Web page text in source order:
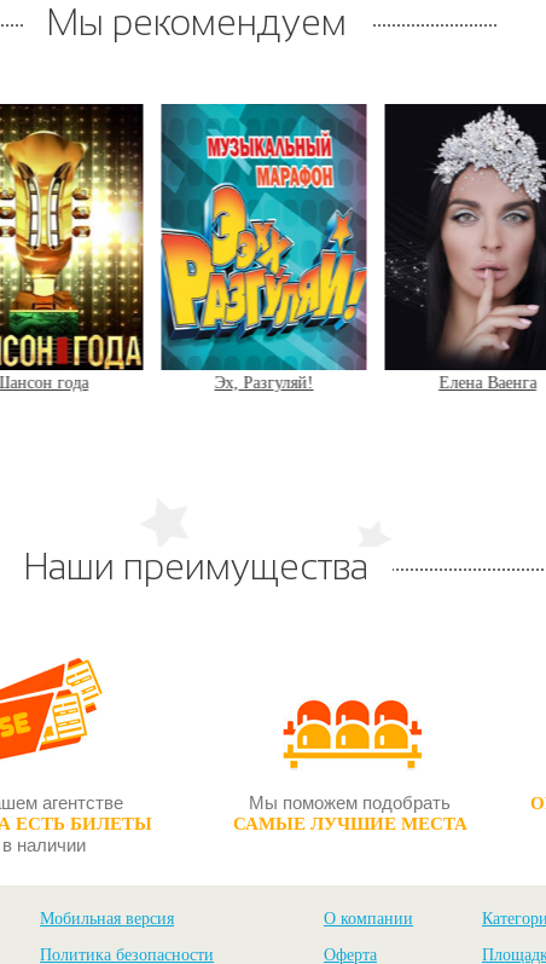
Мы рекомендуем
Эх, Разгуляй! Елена Ваенга
Наши преимущества
агентстве
ЕСТЬ БИЛЕТЫ
в наличии
Мы поможем подобрать
САМЫЕ ЛУЧШИЕ МЕСТА
Мобильная версия
Политика безопасности
О компании
Оферта